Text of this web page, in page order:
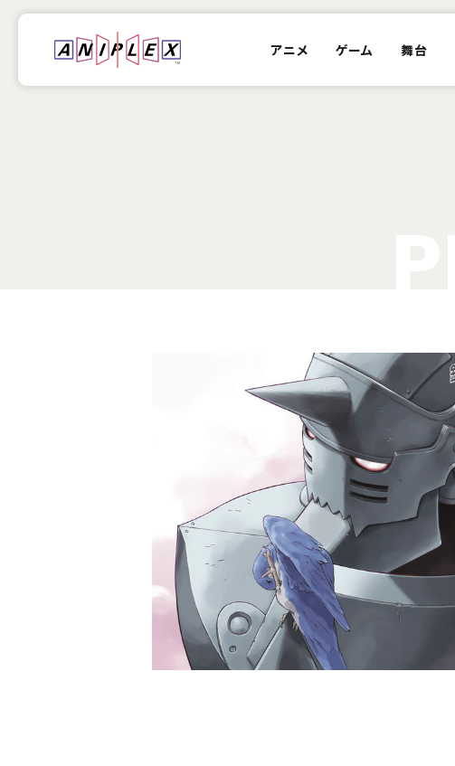
アニメ ゲーム 舞台